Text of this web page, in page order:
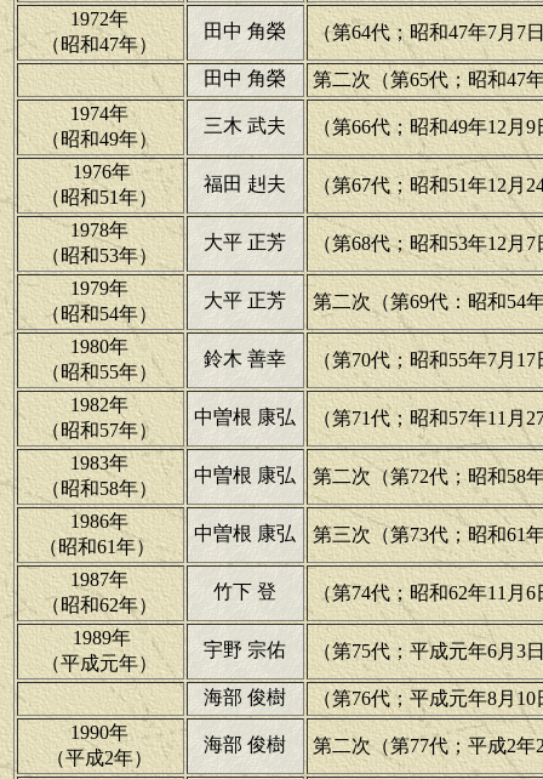
1972年
（昭和47年）
田中 角榮 （第64代；昭和47年7月7
田中 角榮
第二次（第65代；昭和47
1974年
（昭和49年）
三木 武夫 （第66代；昭和49年12月
1976年
（昭和51年）
福田 赳夫 （第67代；昭和51年12月
1978年
（昭和53年）
大平 正芳 （第68代；昭和53年12月
1979年
（昭和54年）
大平 正芳 第二次（第69代：昭和54
1980年
（昭和55年）
鈴木 善幸 （第70代；昭和55年7月
1982年
（昭和57年）
中曽根 康弘 （第71代；昭和57年11月
1983年
（昭和58年）
中曽根 康弘 第二次（第72代；昭和58
1986年
（昭和61年）
中曽根 康弘 第三次（第73代；昭和61
1987年
（昭和62年）
竹下 登 （第74代；昭和62年11月
1989年
（平成元年）
宇野 宗佑 （第75代；平成元年6月3
海部 俊樹
（第76代；平成元年8月10
1990年
（平成2年）
海部 俊樹 第二次（第77代；平成2年